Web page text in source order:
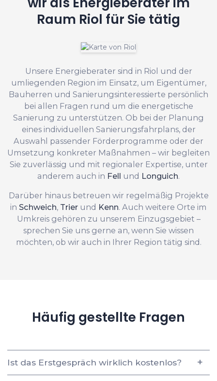
Raum Riol für Sie tätig
Unsere Energieberater sind in Riol und der
umliegenden Region im Einsatz, um Eigentümer,
Bauherren und Sanierungsinteressierte persönlich
bei allen Fragen rund um die energetische
Sanierung zu unterstützen. Ob bei der Planung
eines individuellen Sanierungsfahrplans, der
Auswahl passender Förderprogramme oder der
Umsetzung konkreter Maßnahmen – wir begleiten
Sie zuverlässig und mit regionaler Expertise, unter
anderem auch in Fell und Longuich.
Darüber hinaus betreuen wir regelmäßig Projekte
in Schweich, Trier und Kenn. Auch weitere Orte im
Umkreis gehören zu unserem Einzugsgebiet –
sprechen Sie uns gerne an, wenn Sie wissen
möchten, ob wir auch in Ihrer Region tätig sind.
Häufig gestellte Fragen
Ist das Erstgespräch wirklich kostenlos?